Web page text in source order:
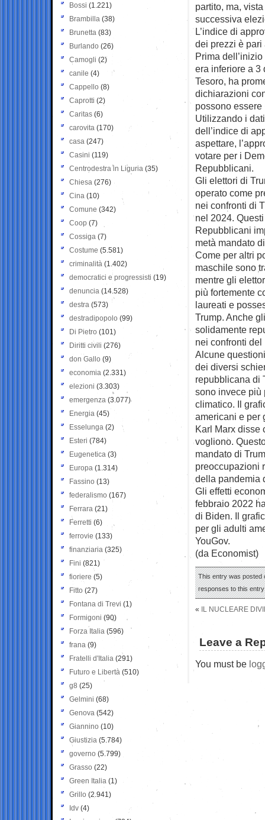
partito, ma,
successiva
L’indice di
dei prezzi è
Prima
era inferiore a 3
Tesoro, ha
dichiarazioni
possono
Utilizzando i
dell’indice di
aspettare,
votare per i
Repubblicani.
Gli elettori di
operato come
nei confronti di
nel 2024.
Repubblicani
metà mandato
Come per altri
maschile sono
mentre gli
più fortemente
laureati e
Trump. Anche
solidamente
nei confronti del
Alcune
dei diversi
repubblicana di
sono invece più
climatico. Il
americani e per
Karl Marx disse
vogliono.
mandato di
preoccupazioni
della pandemia
Gli effetti
febbraio 2022
di Biden. Il
per gli adulti
YouGov.
(da Economist)
This entry was posted
responses to this
« IL NUCLEARE
Leave a
You must be
Bossi (1.221)
Brambilla (38)
Brunetta (83)
Burlando (26)
Camogli (2)
canile (4)
Cappello (8)
Caprotti (2)
Caritas (6)
carovita (170)
casa (247)
Casini (119)
Centrodestra in Liguria (35)
Chiesa (276)
Cina (10)
Comune (342)
Coop (7)
Cossiga (7)
Costume (5.581)
criminalità (1.402)
democratici e progressisti (19)
denuncia (14.528)
destra (573)
destradipopolo (99)
Di Pietro (101)
Diritti civili (276)
don Gallo (9)
economia (2.331)
elezioni (3.303)
emergenza (3.077)
Energia (45)
Esselunga (2)
Esteri (784)
Eugenetica (3)
Europa (1.314)
Fassino (13)
federalismo (167)
Ferrara (21)
Ferretti (6)
ferrovie (133)
finanziaria (325)
Fini (821)
fioriere (5)
Fitto (27)
Fontana di Trevi (1)
Formigoni (90)
Forza Italia (596)
frana (9)
Fratelli d'Italia (291)
Futuro e Libertà (510)
g8 (25)
Gelmini (68)
Genova (542)
Giannino (10)
Giustizia (5.784)
governo (5.799)
Grasso (22)
Green Italia (1)
Grillo (2.941)
Idv (4)